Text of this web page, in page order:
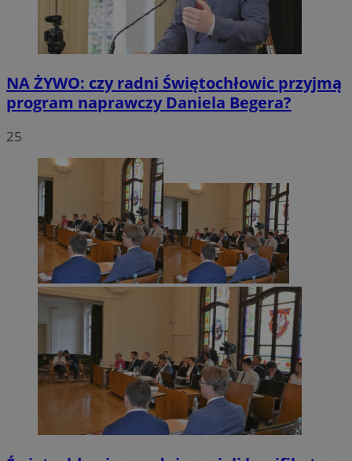
NA ŻYWO: czy radni Świętochłowic przyjmą
program naprawczy Daniela Begera?
25